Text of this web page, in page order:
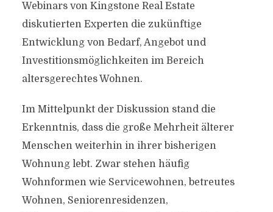
Webinars von Kingstone Real Estate
diskutierten Experten die zukünftige
Entwicklung von Bedarf, Angebot und
Investitionsmöglichkeiten im Bereich
altersgerechtes Wohnen.
Im Mittelpunkt der Diskussion stand die
Erkenntnis, dass die große Mehrheit älterer
Menschen weiterhin in ihrer bisherigen
Wohnung lebt. Zwar stehen häufig
Wohnformen wie Servicewohnen, betreutes
Wohnen, Seniorenresidenzen,